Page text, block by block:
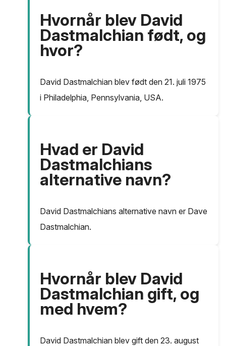
Hvornår blev David
Dastmalchian født, og
hvor?
David Dastmalchian blev født den 21. juli 1975
i Philadelphia, Pennsylvania, USA.
Hvad er David
Dastmalchians
alternative navn?
David Dastmalchians alternative navn er Dave
Dastmalchian.
Hvornår blev David
Dastmalchian gift, og
med hvem?
David Dastmalchian blev gift den 23. august